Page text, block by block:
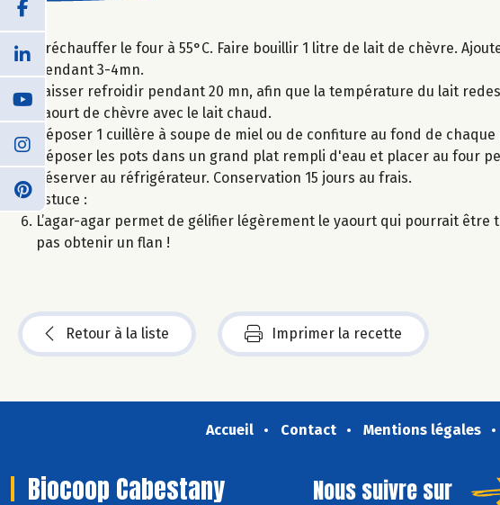
Préchauffer le four à 55°C. Faire bouillir 1 litre de lait de chèvre.
pendant 3-4mn.
Laisser refroidir pendant 20 mn, afin que la température du lait
yaourt de chèvre avec le lait chaud.
Déposer 1 cuillère à soupe de miel ou de confiture au fond de
Déposer les pots dans un grand plat rempli d'eau et placer au four
Réserver au réfrigérateur. Conservation 15 jours au frais.
Astuce :
L’agar-agar permet de gélifier légèrement le yaourt qui pourrait
pas obtenir un flan !
Retour à la liste Imprimer la recette
Accueil Contact Mentions légales
Biocoop Cabestany Nous suivre sur